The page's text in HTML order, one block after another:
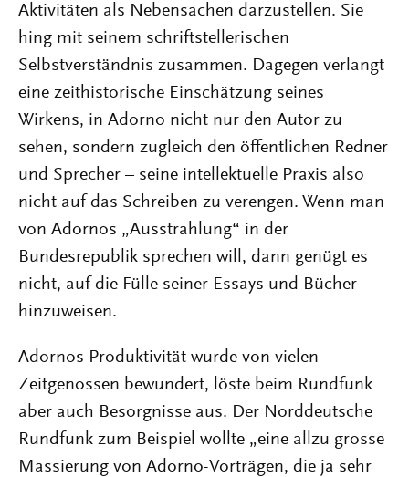
Aktivitäten als Nebensachen darzustellen. Sie
hing mit seinem schriftstellerischen
Selbstverständnis zusammen. Dagegen verlangt
eine zeithistorische Einschätzung seines
Wirkens, in Adorno nicht nur den Autor zu
sehen, sondern zugleich den öffentlichen Redner
und Sprecher – seine intellektuelle Praxis also
nicht auf das Schreiben zu verengen. Wenn man
von Adornos „Ausstrahlung“ in der
Bundesrepublik sprechen will, dann genügt es
nicht, auf die Fülle seiner Essays und Bücher
hinzuweisen.
Adornos Produktivität wurde von vielen
Zeitgenossen bewundert, löste beim Rundfunk
aber auch Besorgnisse aus. Der Norddeutsche
Rundfunk zum Beispiel wollte „eine allzu grosse
Massierung von Adorno-Vorträgen, die ja sehr